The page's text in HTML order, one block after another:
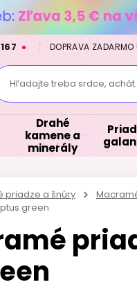
DOPRAVA
Hľadajte treba srdce,
Drahé
kamene a
minerály
priadze a šnúry
green